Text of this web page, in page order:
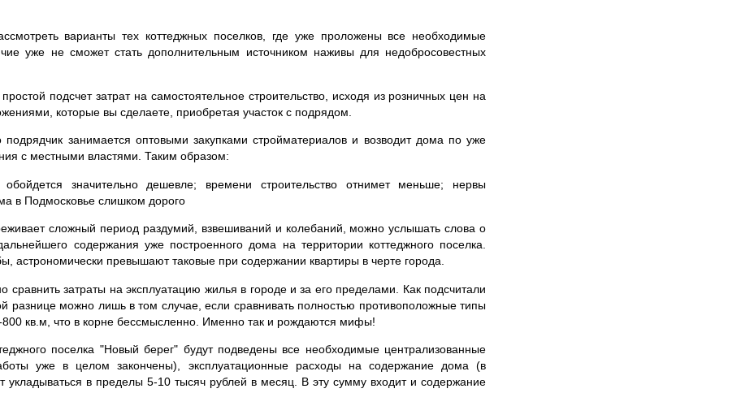
варианты тех коттеджных поселков, где уже проложены все необходимые
уже не сможет стать дополнительным источником наживы для недобросовестных
подсчет затрат на самостоятельное строительство, исходя из розничных цен на
которые вы сделаете, приобретая участок с подрядом.
занимается оптовыми закупками стройматериалов и возводит дома по уже
с местными властями. Таким образом:
значительно дешевле; времени строительство отнимет меньше; нервы
в Подмосковье слишком дорого
сложный период раздумий, взвешиваний и колебаний, можно услышать слова о
содержания уже построенного дома на территории коттеджного поселка.
астрономически превышают таковые при содержании квартиры в черте города.
сравнить затраты на эксплуатацию жилья в городе и за его пределами. Как подсчитали
разнице можно лишь в том случае, если сравнивать полностью противоположные типы
кв.м, что в корне бессмысленно. Именно так и рождаются мифы!
поселка "Новый берег" будут подведены все необходимые централизованные
уже в целом закончены), эксплуатационные расходы на содержание дома (в
укладываться в пределы 5-10 тысяч рублей в месяц. В эту сумму входит и содержание